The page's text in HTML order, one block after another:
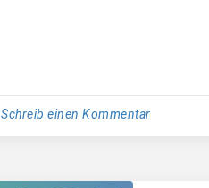
Schreib einen Kommentar